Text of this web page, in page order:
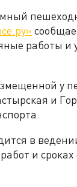
работы
у
и
в
и